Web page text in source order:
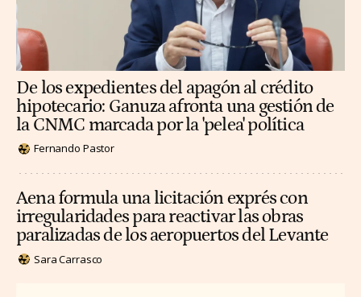
De los expedientes del apagón al crédito
hipotecario: Ganuza afronta una gestión de
la CNMC marcada por la 'pelea' política
Fernando Pastor
Aena formula una licitación exprés con
irregularidades para reactivar las obras
paralizadas de los aeropuertos del Levante
Sara Carrasco